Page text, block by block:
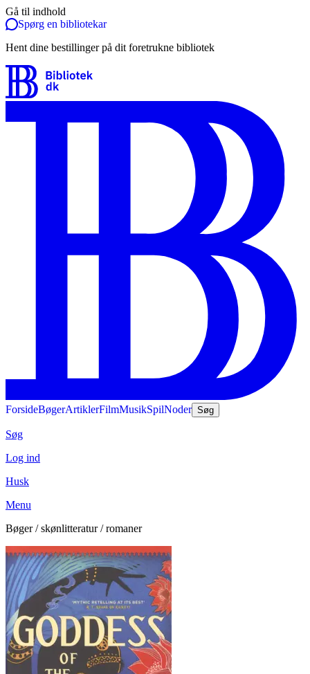
Gå til indhold
Spørg en bibliotekar
Hent dine bestillinger på dit foretrukne bibliotek
ForsideBøgerArtiklerFilmMusikSpilNoder Søg
Søg
Log ind
Husk
Menu
Bøger / skønlitteratur / romaner